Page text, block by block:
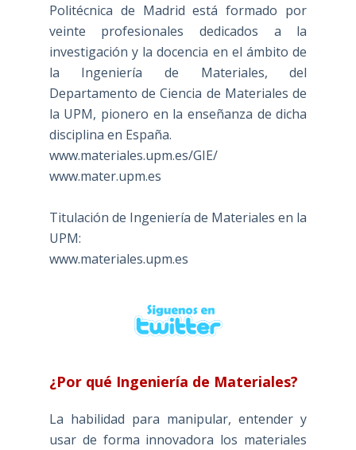
Politécnica de Madrid está formado por
veinte profesionales dedicados a la
investigación y la docencia en el ámbito de
la Ingeniería de Materiales, del
Departamento de Ciencia de Materiales de
la UPM, pionero en la enseñanza de dicha
disciplina en España.
www.materiales.upm.es/GIE/
www.mater.upm.es
Titulación de Ingeniería de Materiales en la
UPM:
www.materiales.upm.es
¿Por qué Ingeniería de Materiales?
La habilidad para manipular, entender y
usar de forma innovadora los materiales